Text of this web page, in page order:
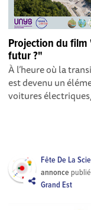
Projection du
futur ?"
À l’heure où la
est devenu un
voitures
Fête De La
annonce
Grand Est